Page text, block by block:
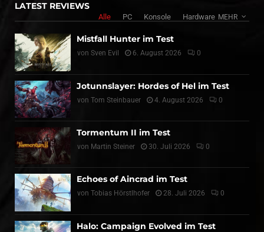
LATEST REVIEWS
Alle PC Konsole Hardware MEHR
Mistfall Hunter im Test
von Sven Evil 6. August 2026 0
Jotunnslayer: Hordes of Hel im Test
von Tom Steinbauer 4. August 2026 0
Tormentum II im Test
von Martin Steiner 30. Juli 2026 0
Echoes of Aincrad im Test
von Tobias Hörstlhofer 28. Juli 2026 0
Halo: Campaign Evolved im Test